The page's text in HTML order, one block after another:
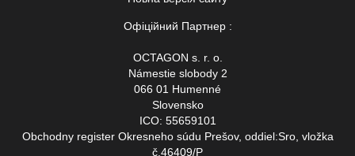
Офіційний Партнер :
OCTAGON s. r. o.
Námestie slobody 2
066 01 Humenné
Slovensko
ICO: 55659101
Obchodny register Okresneho súdu Prešov, oddiel:Sro, vložka
č.46409/P